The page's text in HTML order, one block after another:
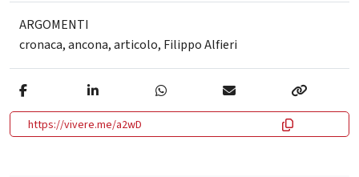
ARGOMENTI
cronaca,ancona,articolo, Filippo Alfieri
https://vivere.me/a2wD